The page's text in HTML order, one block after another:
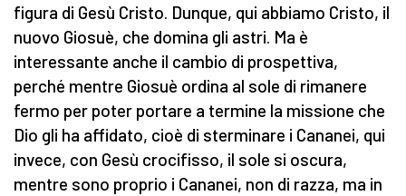
figura di Gesù Cristo. Dunque, qui abbiamo Cristo, il
nuovo Giosuè, che domina gli astri. Ma è
interessante anche il cambio di prospettiva,
perché mentre Giosuè ordina al sole di rimanere
fermo per poter portare a termine la missione che
Dio gli ha affidato, cioè di sterminare i Cananei, qui
invece, con Gesù crocifisso, il sole si oscura,
mentre sono proprio i Cananei, non di razza, ma in